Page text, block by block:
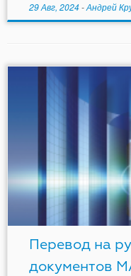
29 Авг, 2024-Андрей
Перевод на
документов